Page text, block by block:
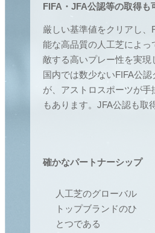
FIFA・JFA公認等の取得も
厳しい基準値をクリアし、
能な高品質の人工芝によっ
敵する高いプレー性を実現
国内では数少ないFIFA公
が、アストロスポーツが手
もあります。JFA公認も取
確かなパートナーシップ
人工芝のグローバル
トップブランドのひ
とつである